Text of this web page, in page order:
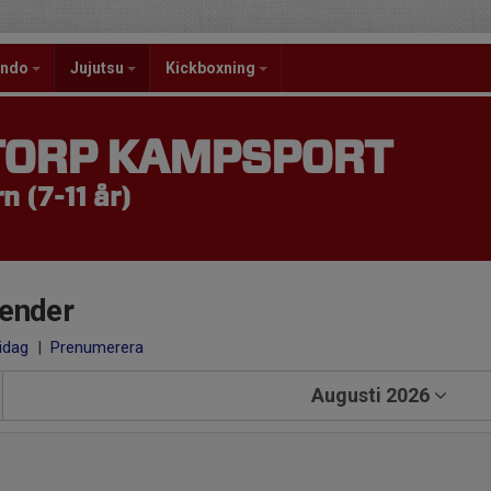
Jujutsu Kickboxning
KAMPSPORT
(7-11 år)
| Prenumerera
Augusti 2026